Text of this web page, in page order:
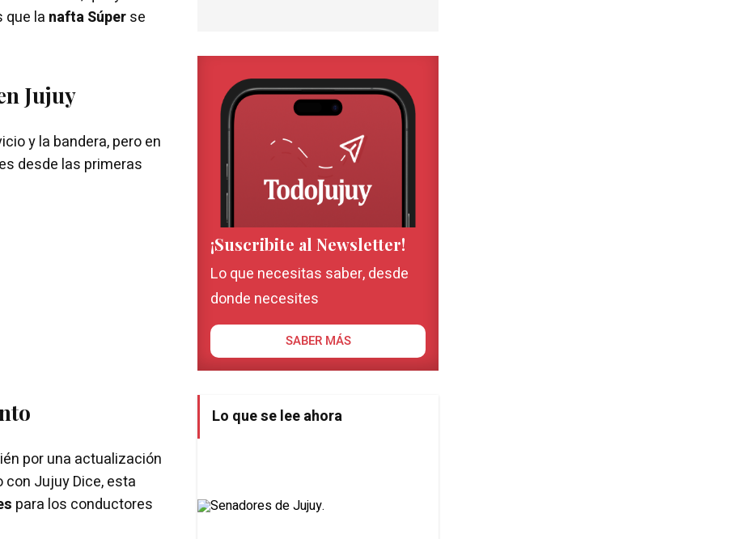
que la nafta Súperse
Jujuy
y la bandera, pero en
desde las primeras
por una actualización
Jujuy Dice, esta
para los conductores
¡Suscribite al Newsletter!
Lo que necesitas saber, desde
donde necesites
SABER MÁS
Lo que se lee ahora